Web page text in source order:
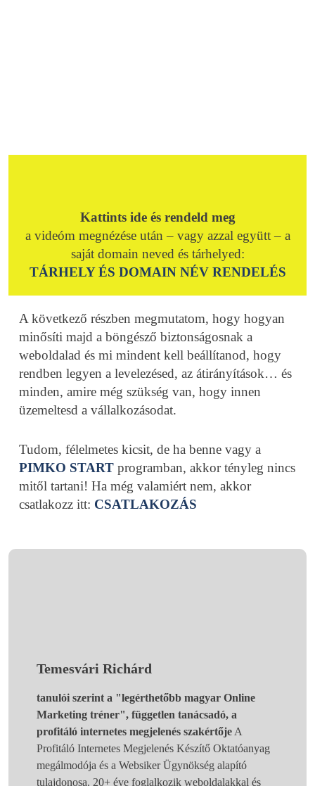
Kattints ide és rendeld meg
a videóm megnézése után – vagy azzal együtt – a
saját domain neved és tárhelyed:
TÁRHELY ÉS DOMAIN NÉV RENDELÉS
A következő részben megmutatom, hogy hogyan
minősíti majd a böngésző biztonságosnak a
weboldalad és mi mindent kell beállítanod, hogy
rendben legyen a levelezésed, az átirányítások… és
minden, amire még szükség van, hogy innen
üzemeltesd a vállalkozásodat.
Tudom, félelmetes kicsit, de ha benne vagy a
PIMKO START programban, akkor tényleg nincs
mitől tartani! Ha még valamiért nem, akkor
csatlakozz itt: CSATLAKOZÁS
Temesvári Richárd
tanulói szerint a "legérthetőbb magyar Online
Marketing tréner", független tanácsadó, a
profitáló internetes megjelenés szakértője A
Profitáló Internetes Megjelenés Készítő Oktatóanyag
megálmodója és a Websiker Ügynökség alapító
tulajdonosa. 20+ éve foglalkozik weboldalakkal és